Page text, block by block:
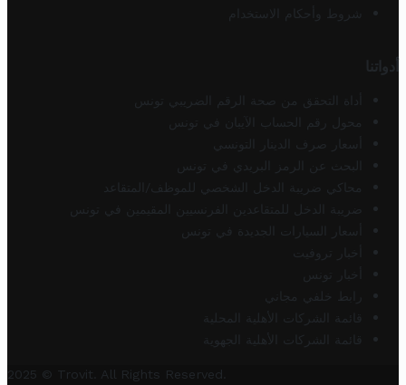
شروط وأحكام الاستخدام
أدواتنا
أداة التحقق من صحة الرقم الضريبي تونس
محول رقم الحساب الآيبان في تونس
أسعار صرف الدينار التونسي
البحث عن الرمز البريدي في تونس
محاكي ضريبة الدخل الشخصي للموظف/المتقاعد
ضريبة الدخل للمتقاعدين الفرنسيين المقيمين في تونس
أسعار السيارات الجديدة في تونس
أخبار تروفيت
أخبار تونس
رابط خلفي مجاني
قائمة الشركات الأهلية المحلية
قائمة الشركات الأهلية الجهوية
2025 © Trovit. All Rights Reserved.